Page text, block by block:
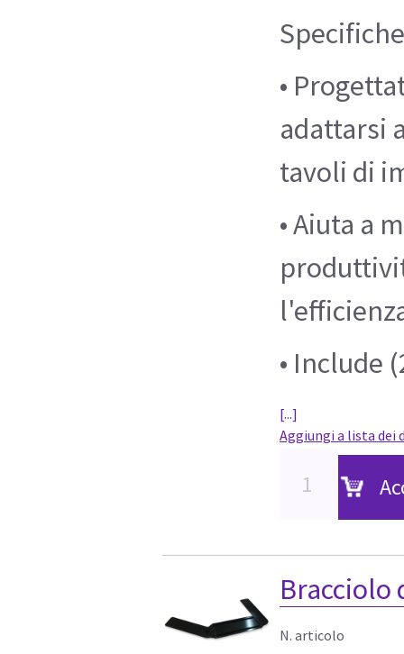
Specifiche
•
adattarsi
tavoli di
• Aiuta a
• Include
[...]
Aggiungi a lista dei
Bracciolo
N. articolo